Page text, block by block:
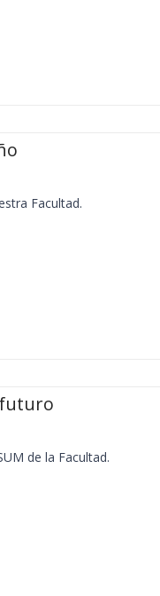
Facultad.
futuro
de la Facultad.